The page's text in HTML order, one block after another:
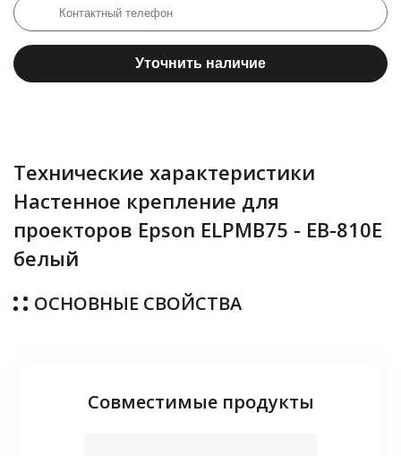
Уточнить наличие
Технические характеристики
Настенное крепление для
проекторов Epson ELPMB75 - EB-810E
белый
ОСНОВНЫЕ СВОЙСТВА
Совместимые продукты